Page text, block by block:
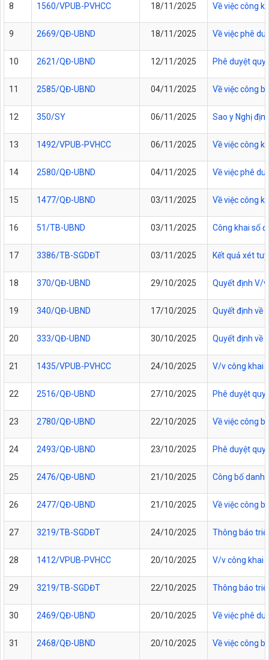
8 1560/VPUB-PVHCC 18/11/2025 Về việc công
9 2669/QĐ-UBND 18/11/2025 Về việc phê
10 2621/QĐ-UBND 12/11/2025 Phê duyệt
11 2585/QĐ-UBND 04/11/2025 Về việc công
12 350/SY 06/11/2025 Sao y Nghị
13 1492/VPUB-PVHCC 06/11/2025 Về việc công
14 2580/QĐ-UBND 04/11/2025 Về việc phê
15 1477/QĐ-UBND 03/11/2025 Về việc công
16 51/TB-UBND 03/11/2025 Công khai số
17 3386/TB-SGDĐT 03/11/2025 Kết quả xét
18 370/QĐ-UBND 29/10/2025 Quyết định V/
19 340/QĐ-UBND 17/10/2025 Quyết định về
20 333/QĐ-UBND 30/10/2025 Quyết định về
21 1435/VPUB-PVHCC 24/10/2025 V/v công khai
22 2516/QĐ-UBND 27/10/2025 Phê duyệt
23 2780/QĐ-UBND 22/10/2025 Về việc công
24 2493/QĐ-UBND 23/10/2025 Phê duyệt
25 2476/QĐ-UBND 21/10/2025 Công bố danh
26 2477/QĐ-UBND 21/10/2025 Về việc công
27 3219/TB-SGDĐT 24/10/2025 Thông báo
28 1412/VPUB-PVHCC 20/10/2025 V/v công khai
29 3219/TB-SGDĐT 22/10/2025 Thông báo
30 2469/QĐ-UBND 20/10/2025 Về việc phê
31 2468/QĐ-UBND 20/10/2025 Về việc công